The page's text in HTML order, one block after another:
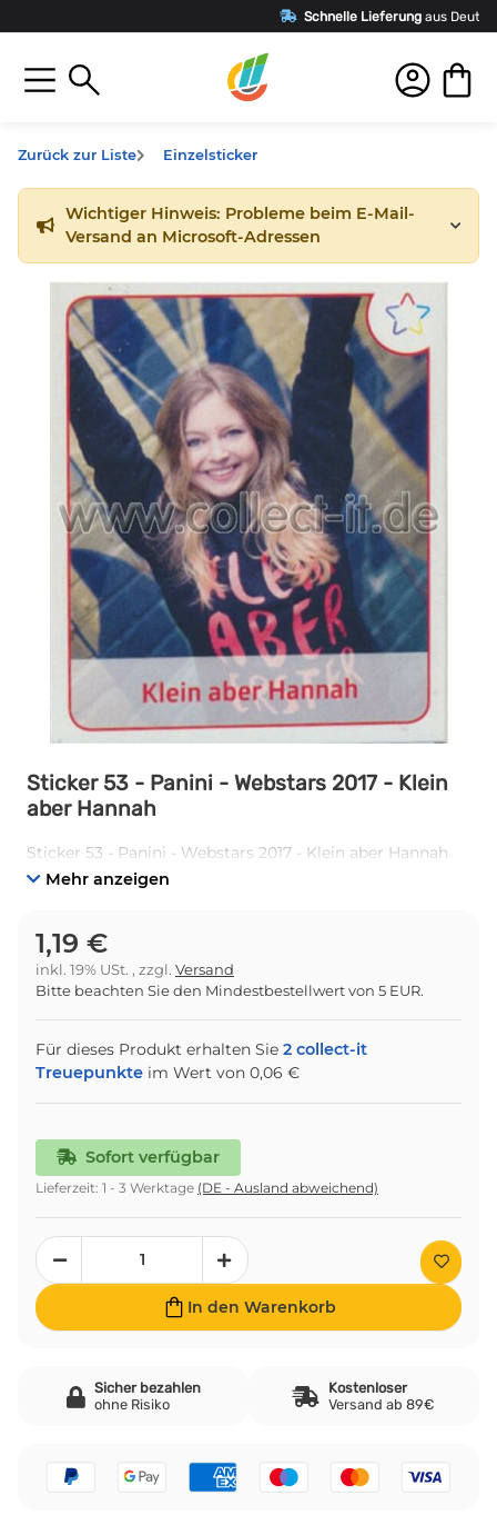
Schnelle Lieferung aus Deutschland
Zurück zur Liste Einzelsticker
Wichtiger Hinweis: Probleme beim E-Mail-
Versand an Microsoft-Adressen
Sticker 53 - Panini - Webstars 2017 - Klein
aber Hannah
Sticker 53 - Panini - Webstars 2017 - Klein aber Hannah
Mehr anzeigen
1,19 €
inkl. 19% USt. , zzgl. Versand
Bitte beachten Sie den Mindestbestellwert von 5 EUR.
Für dieses Produkt erhalten Sie 2 collect-it
Treuepunkte im Wert von 0,06 €
Sofort verfügbar
Lieferzeit: 1 - 3 Werktage (DE - Ausland abweichend)
In den Warenkorb
Sicher bezahlen
ohne Risiko
Kostenloser
Versand ab 89€